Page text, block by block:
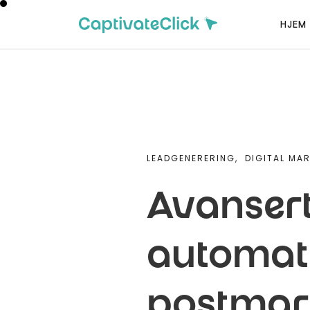
HJEM
LEADGENERERING, DIGITAL